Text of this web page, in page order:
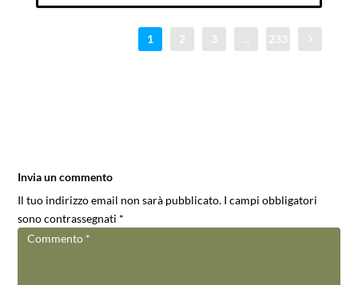
1 2 3 233
Invia un commento
Il tuo indirizzo email non sarà pubblicato. I campi obbligatori
sono contrassegnati *